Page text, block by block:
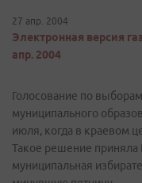
27 апр. 2004
Электронная версия
апр. 2004
Голосование по
муниципального
июля, когда в краевом
Такое решение приняла
муниципальная